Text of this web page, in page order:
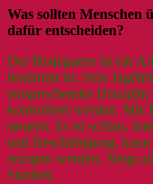
Was sollten Menschen
dafür entscheiden?
Der Bodeguero ist ein
bestimmt ist. Sein
entsprechender
kontrolliert werden. Mit
steuern. Er ist schlau,
und Beschäftigung,
erzogen werden. Neigt
Sturheit.